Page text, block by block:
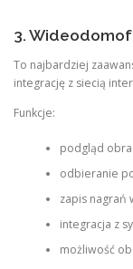
3.
To najbardziej
integrację z siecią
Funkcje:
podgląd
odbieranie
zapis nagrań
integracja z
możliwość